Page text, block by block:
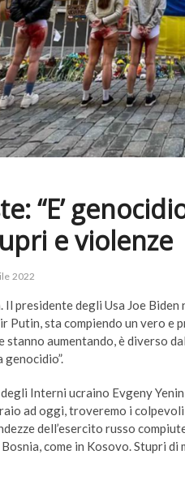
“E’
e violenze
2022
Il presidente degli Usa Joe
Putin, sta compiendo un vero e
stanno aumentando, è diverso
genocidio”.
Interni ucraino Evgeny
ad oggi, troveremo i
dell’esercito russo
Bosnia, come in Kosovo. Stupri